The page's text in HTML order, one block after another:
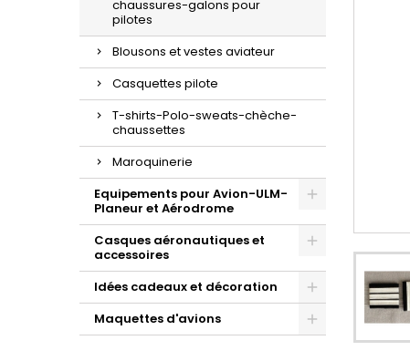
chaussures-galons pour
pilotes
Blousons et vestes aviateur
Casquettes pilote
T-shirts-Polo-sweats-chèche-
chaussettes
Maroquinerie
Equipements pour Avion-ULM-
Planeur et Aérodrome
Casques aéronautiques et
accessoires
Idées cadeaux et décoration
Maquettes d'avions